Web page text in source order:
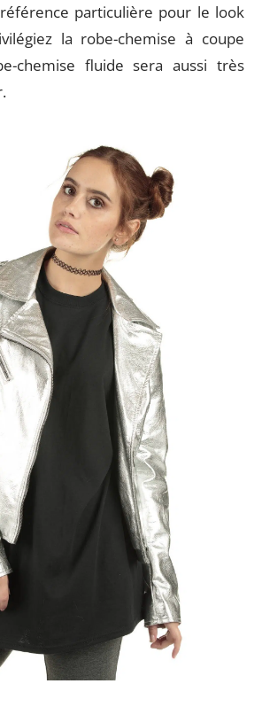
particulière pour le look
la robe-chemise à coupe
chemise fluide sera aussi très